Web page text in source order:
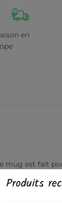
en
est fait
Produits